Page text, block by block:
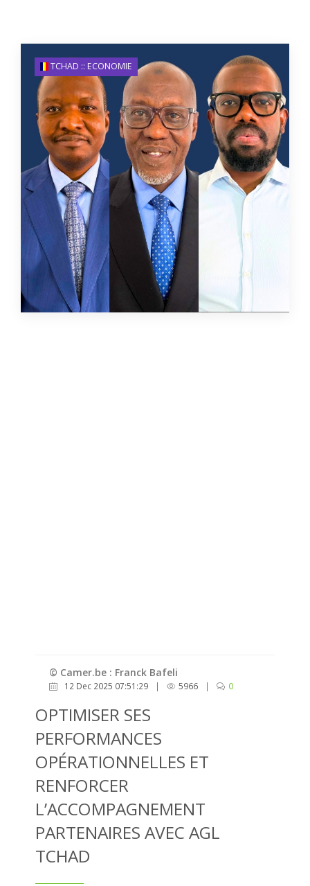
TCHAD :: ECONOMIE
© Camer.be : Franck Bafeli
12 Dec 2025 07:51:29 | 5966 | 0
OPTIMISER SES
PERFORMANCES
OPÉRATIONNELLES ET
RENFORCER
L’ACCOMPAGNEMENT
PARTENAIRES AVEC AGL
TCHAD